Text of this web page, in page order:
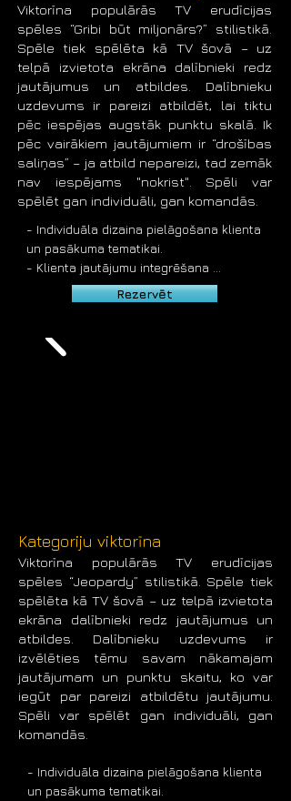
- Viktorīnu vada profesionāls un
atraktīvs pasākumu vadītājs
- Viktorīna piemērota dažādiem
uzņēmumu pasākumiem, korporatīvajiem
pasākumiem, semināriem, darba
kolektīvu pasākumiem, team building
aktivitātēm, kāzām, ballītēm.
- Iespējamas online viktorīnas – spēlēt
var arī attālināti no jebkuras vietas
pasaulē.
- Cena no 450 eur + PVN 21%
Viktorīna populārās TV erudīcijas
spēles “Gribi būt miljonārs?” stilistikā.
Spēle tiek spēlēta kā TV šovā – uz
telpā izvietota ekrāna dalībnieki redz
jautājumus un atbildes. Dalībnieku
uzdevums ir pareizi atbildēt, lai tiktu
pēc iespējas augstāk punktu skalā. Ik
pēc vairākiem jautājumiem ir “drošības
saliņas” – ja atbild nepareizi, tad zemāk
nav iespējams "nokrist". Spēli var
spēlēt gan individuāli, gan komandās.
- Individuāla dizaina pielāgošana klienta
un pasākuma tematikai.
- Klienta jautājumu integrēšana
viktorīnā.
- Iespējama individuālu viktorīnas
- Jautājumos tiek izmantoti arī video,
skaitīšana un iegūto datu analīze.
- Erudīcijas spēli vada profesionāls un
atraktīvs pasākumu vadītājs.
- Viktorīna piemērota dažādiem
uzņēmumu pasākumiem, korporatīvajiem
pasākumiem, semināriem, darba
- Iespējama online erudīcijas spēle –
spēlēt var attālināti no jebkuras vietas
pasaulē
Rezervēt
Kategoriju viktorīna
Viktorīna populārās TV erudīcijas
spēles “Jeopardy” stilistikā. Spēle tiek
spēlēta kā TV šovā – uz telpā izvietota
ekrāna dalībnieki redz jautājumus un
atbildes. Dalībnieku uzdevums ir
izvēlēties tēmu savam nākamajam
jautājumam un punktu skaitu, ko var
iegūt par pareizi atbildētu jautājumu.
Spēli var spēlēt gan individuāli, gan
komandās.
- Individuāla dizaina pielāgošana klienta
un pasākuma tematikai.